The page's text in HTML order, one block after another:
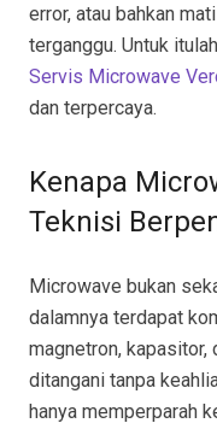
error, atau bahkan
terganggu. Untuk
Servis Microwave
dan terpercaya.
Kenapa
Teknisi
Microwave bukan
dalamnya terdapat
magnetron,
ditangani tanpa
hanya memperparah